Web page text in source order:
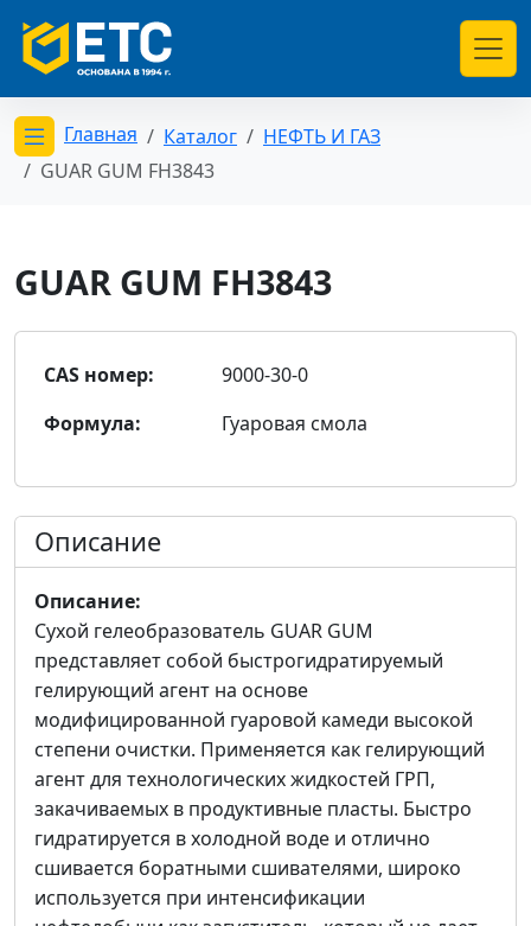
Открыть меню категорий
Главная Каталог
НЕФТЬ И ГАЗ
GUAR GUM FH3843
GUAR GUM FH3843
CAS номер:
9000-30-0
Формула:
Гуаровая смола
Описание
Описание:
Сухой гелеобразователь GUAR GUM
представляет собой быстрогидратируемый
гелирующий агент на основе
модифицированной гуаровой камеди высокой
степени очистки. Применяется как гелирующий
агент для технологических жидкостей ГРП,
закачиваемых в продуктивные пласты. Быстро
гидратируется в холодной воде и отлично
сшивается боратными сшивателями, широко
используется при интенсификации